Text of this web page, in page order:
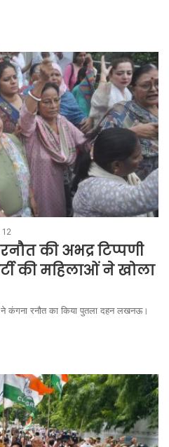
12
की अभद्र टिप्पणी
की महिलाओं ने खोला
कंगना रनौत का किया पुतला दहन लखनऊ।